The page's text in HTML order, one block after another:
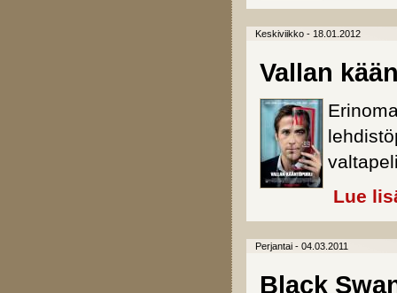
Keskiviikko - 18.01.2012
Vallan
Lue
Perjantai - 04.03.2011
Black